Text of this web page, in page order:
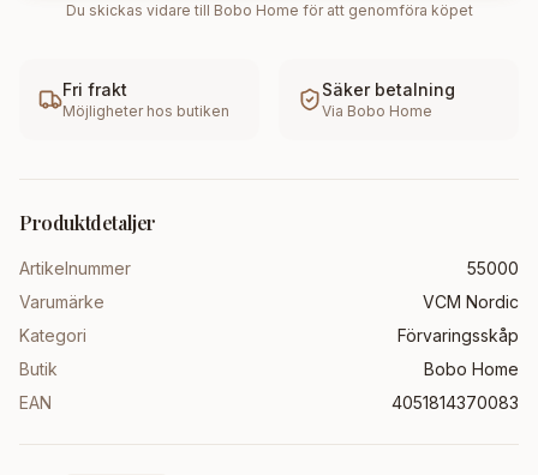
Du skickas vidare till Bobo Home för att genomföra köpet
Fri frakt
Möjligheter hos butiken
Säker betalning
Via Bobo Home
Produktdetaljer
Artikelnummer
55000
Varumärke
VCM Nordic
Kategori
Förvaringsskåp
Butik
Bobo Home
EAN
4051814370083